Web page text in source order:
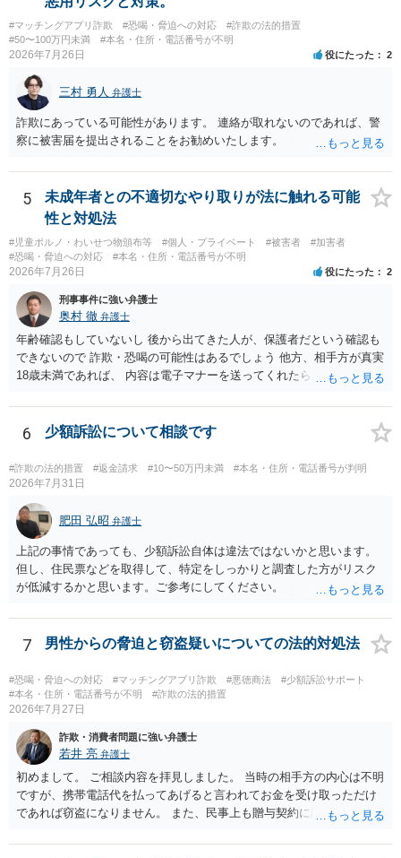
#マッチングアプリ詐欺 #恐喝・脅迫への対応
#詐欺の法的措置
#50〜100万円未満
#本名・住所・電話番号が不明
2026年7月26日 役にたった 2
三村 勇人 弁護士
詐欺にあっている可能性があります。 連絡が取れないのであれば、警
察に被害届を提出されることをお勧めいたします。
5
未成年者との不適切なやり取りが法に触れる可能
性と対処法
#児童ポルノ・わいせつ物頒布等 #個人・プライベート #被害者
#加害者
#恐喝・脅迫への対応
#本名・住所・電話番号が不明
2026年7月26日 役にたった 2
刑事事件に強い弁護士
奥村 徹 弁護士
年齢確認もしていないし 後から出てきた人が、保護者だという確認も
できないので 詐欺・恐喝の可能性はあるでしょう 他方、相手方が真実
18歳未満であれば、 内容は電子マナーを送ってくれたら自慰行為など
画の尺は10分ほど、服を着たままで胸を触って欲しい、などの要望を
して、要求された金額(1000円程度)の電子マネーを送信してしまいま
した。 そこから、撮影するまで暇なので顔の雰囲気の写真を交換して
欲しい、住んでいる都道府県と区を教えてと言われたので教えたりと
言ったやり取りをしていました。 というやりとりは、青少年条例違反
（わいせつ行為）の疑いがあります。18歳未満と知らなくても処罰可
能です。
6 少額訴訟について相談です
#詐欺の法的措置 #返金請求 #10〜50万円未満 #本名・住所・電話番号が判明
2026年7月31日
肥田 弘昭 弁護士
上記の事情であっても、少額訴訟自体は違法ではないかと思います。
但し、住民票などを取得して、特定をしっかりと調査した方がリスク
が低減するかと思います。ご参考にしてください。
7 男性からの脅迫と窃盗疑いについての法的対処法
#恐喝・脅迫への対応 #マッチングアプリ詐欺 #悪徳商法
#少額訴訟サポート
#本名・住所・電話番号が不明
#詐欺の法的措置
2026年7月27日
詐欺・消費者問題に強い弁護士
若井 亮 弁護士
初めまして。 ご相談内容を拝見しました。 当時の相手方の内心は不明
ですが、携帯電話代を払ってあげると言われてお金を受け取っただけ
であれば窃盗になりません。 また、民事上も贈与契約に該当すると思
ず、可能であればブロックをするようにしてください。 ご不安であれ